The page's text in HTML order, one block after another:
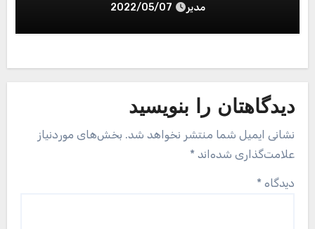
مدیر 2022/05/07
دیدگاهتان را بنویسید
نشانی ایمیل شما منتشر نخواهد شد. بخش‌های موردنیاز
علامت‌گذاری شده‌اند *
دیدگاه *